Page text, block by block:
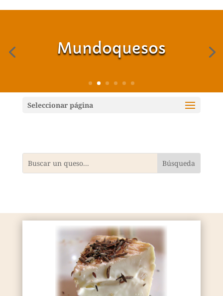
Mundoquesos
Seleccionar página